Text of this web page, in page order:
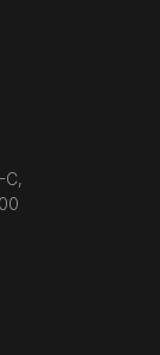
C,